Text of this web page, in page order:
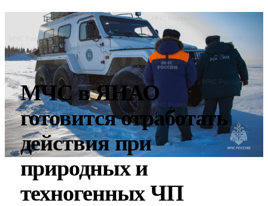
МЧС в ЯНАО
готовится отработать
действия при
природных и
техногенных ЧП